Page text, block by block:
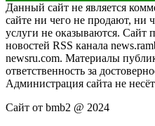
Данный сайт не является
сайте ни чего не продают, ни
услуги не оказываются. Сайт
новостей RSS канала
newsru.com. Материалы
ответственность за
Администрация сайта не
Сайт от bmb2 @ 2024